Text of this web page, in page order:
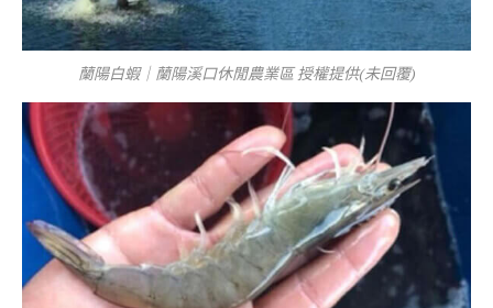
蘭陽白蝦｜蘭陽溪口休閒農業區 授權提供(未回覆)